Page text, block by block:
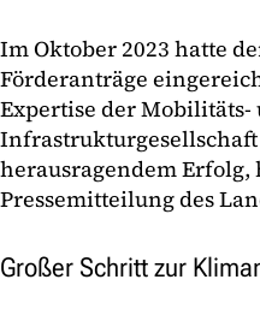
Im Oktober 2023 hatte
Förderanträge
Expertise der Mobilitäts-
herausragendem Erfolg,
Pressemitteilung des
Großer Schritt zur